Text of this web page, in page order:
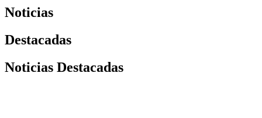
Noticias
Destacadas
Noticias Destacadas